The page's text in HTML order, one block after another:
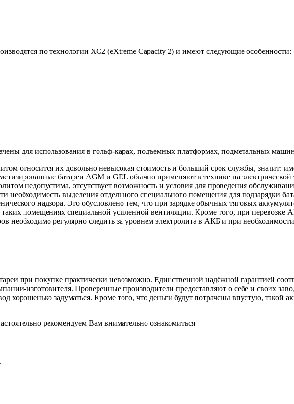
по технологии ХС2 (eXtreme Capacity 2) и имеют следующие особенности:
для использования в гольф-карах, подъемных платформах, подметальных
относится их довольно невысокая стоимость и больший срок службы, значит:
батареи AGM и GEL обычно применяют в технике на электрической
недопустима, отсутствует возможность и условия для проведения
выделения отдельного специального помещения для подзарядки
надзора. Это обусловлено тем, что при зарядке обычных тяговых
таких помещениях специальной усиленной вентиляции. Кроме того, при перевозке
необходимо регулярно следить за уровнем электролита в АКБ и при
при покупке практически невозможно. Единственной надёжной гарантией
изготовителя. Проверенные производители предоставляют о себе и своих
задуматься. Кроме того, что деньги будут потрачены впустую, такой
рекомендуем Вам внимательно ознакомиться.